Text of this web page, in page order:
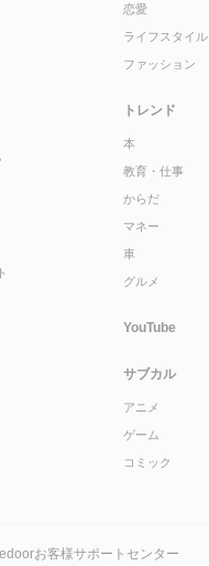
恋愛
ライフスタイル
ファッション
トレンド
本
教育・仕事
からだ
マネー
車
グルメ
YouTube
サブカル
アニメ
ゲーム
コミック
お客様サポートセンター